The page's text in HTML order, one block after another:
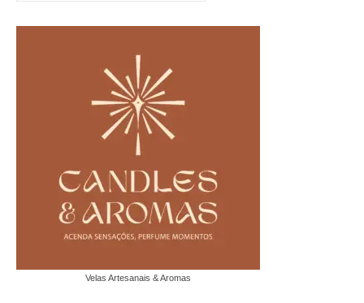
Velas Artesanais & Aromas